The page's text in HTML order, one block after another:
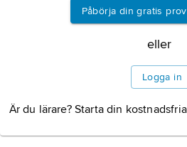
Påbörja din gratis
eller
Logga in
Är du lärare? Starta din